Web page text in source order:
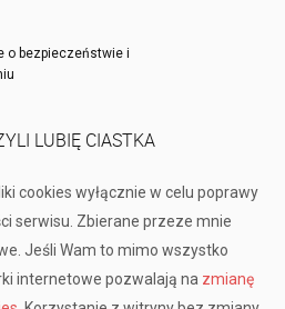
o bezpieczeństwie i
LUBIĘ CIASTKA
cookies wyłącznie w celu poprawy
serwisu. Zbierane przeze mnie
Jeśli Wam to mimo wszystko
internetowe pozwalają na zmianę